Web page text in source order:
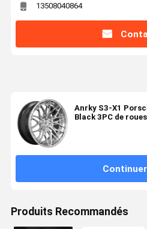
13508040864
Anrky S3-X1
Black 3PC de
Continuer
Produits Recommandés